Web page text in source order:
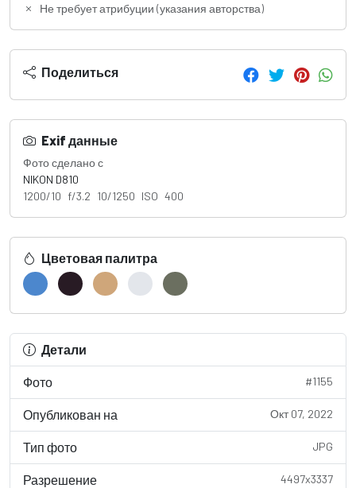
Не требует атрибуции (указания авторства)
Поделиться
Exif данные
Фото сделано с
NIKON D810
1200/10 f/3.2 10/1250 ISO 400
Цветовая палитра
Детали
Фото #1155
Опубликован на Окт 07, 2022
Тип фото JPG
Разрешение 4497x3337